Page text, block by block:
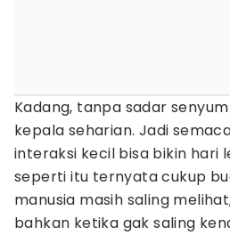
Kadang, tanpa sadar
kepala seharian. Jadi
interaksi kecil bisa bikin hari
seperti itu ternyata cukup
manusia masih saling
bahkan ketika gak saling